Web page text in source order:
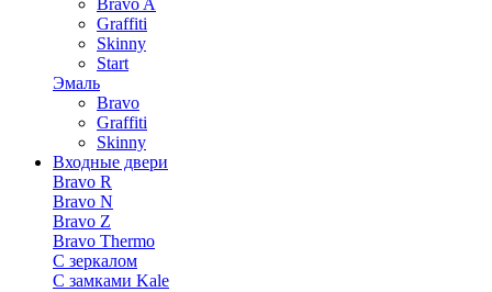
Bravo A
Graffiti
Skinny
Start
Эмаль
Bravo
Graffiti
Skinny
Входные двери
Bravo R
Bravo N
Bravo Z
Bravo Thermo
С зеркалом
С замками Kale